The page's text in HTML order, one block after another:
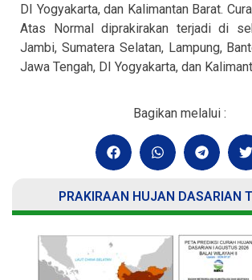
DI Yogyakarta,dan Kalimantan Barat.
Atas Normal diprakirakan terjadi di
Jambi, Sumatera Selatan, Lampung,
Jawa Tengah, DI Yogyakarta, dan
Bagikan melalui :
PRAKIRAAN HUJAN DASARIAN